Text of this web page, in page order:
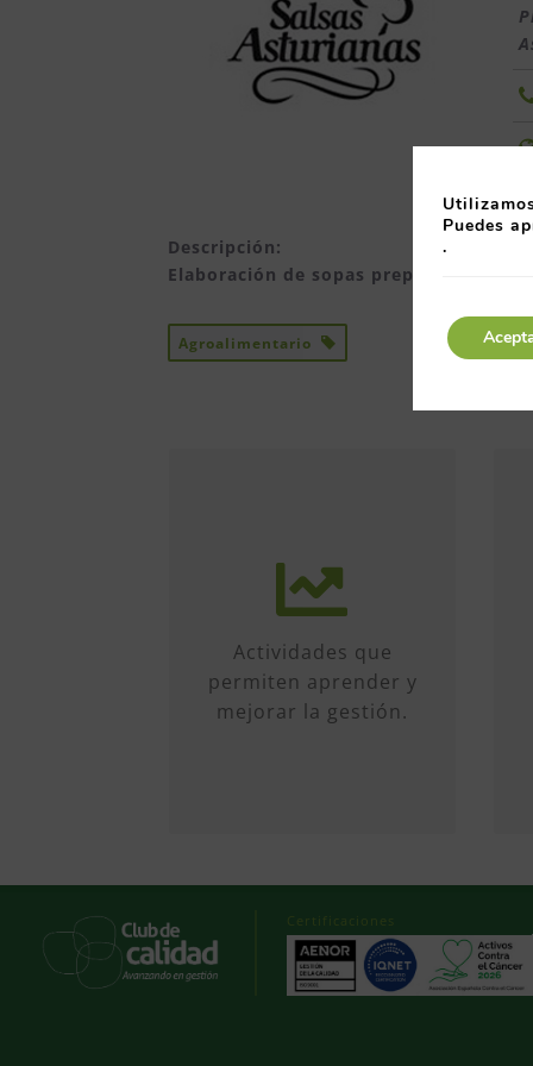
Descripción:
Elaboración de sopas preparadas y
Agroalimentario
Actividades que
permiten aprender y
mejorar la gestión.
anuales de formato
diverso, sobre
múltiples temas.
Conferencias, talleres,
formación, etc...
Certificaciones
Puedes
.